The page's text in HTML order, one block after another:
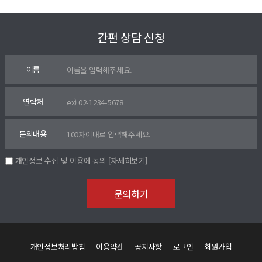
간편 상담 신청
이름
연락처
문의내용
개인정보 수집 및 이용에 동의 [자세히보기]
개인정보처리방침 이용약관 공지사항 로그인 회원가입